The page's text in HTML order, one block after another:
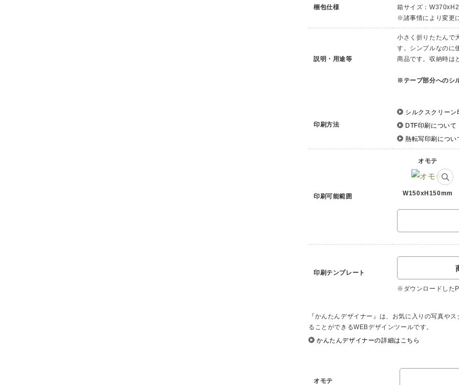
梱包仕様
箱サイズ：
※諸事情により変更
説明・用途等
小さく折りたたんで
す。シンプルなのに
商品です。収納時は
※テープ部分へのシ
印刷方法
シルクスクリーン
DTF印刷について
熱転写印刷につい
印刷可能範囲
オモテ
W150xH150mm
印刷テンプレート
※ダウンロードした
『かんたんデザイナー』は、お気に入りの写真や
ることができるWEBデザインツールです。
かんたんデザイナーの詳細はこちら
オモテ